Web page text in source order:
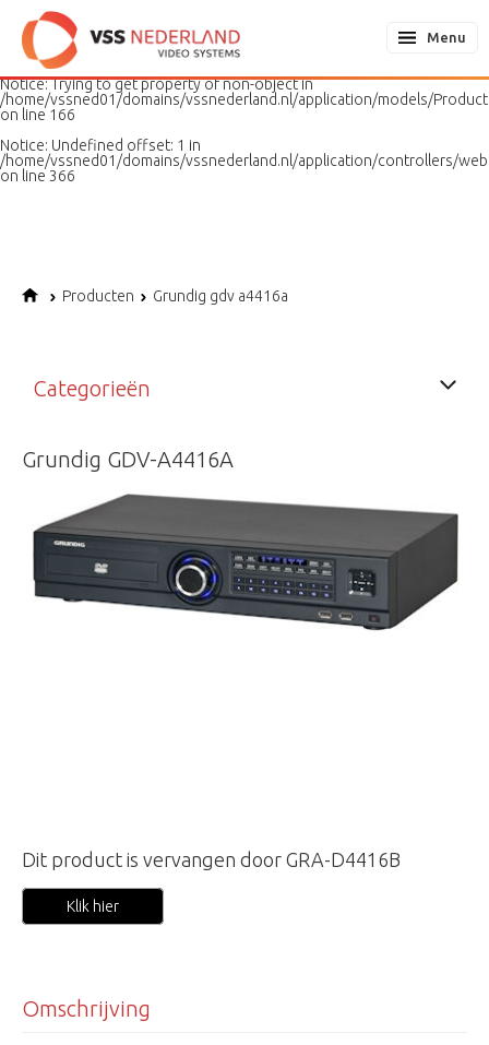
Notice: Undefined variable: page in
/home/vssned01/domains/vssnederland.nl/application/models/
on line
187
Notice: Trying to get property of non-object in
/home/vssned01/domains/vssnederland.nl/application/models/
on line 166
Notice: Undefined offset: 1 in
/home/vssned01/domains/vssnederland.nl/application/controllers/
on line 366
Menu
Producten Grundig gdv a4416a
Categorieën
Grundig GDV-A4416A
Dit product is vervangen door GRA-D4416B
Klik hier
Omschrijving